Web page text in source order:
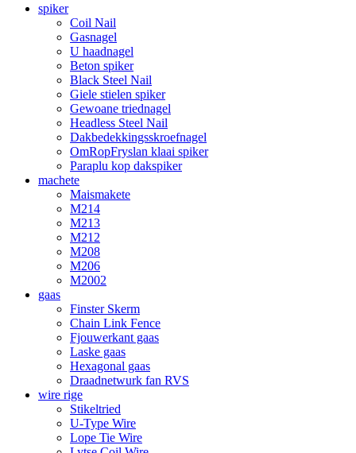
spiker
Coil Nail
Gasnagel
U haadnagel
Beton spiker
Black Steel Nail
Giele stielen spiker
Gewoane triednagel
Headless Steel Nail
Dakbedekkingsskroefnagel
OmRopFryslan klaai spiker
Paraplu kop dakspiker
machete
Maismakete
M214
M213
M212
M208
M206
M2002
gaas
Finster Skerm
Chain Link Fence
Fjouwerkant gaas
Laske gaas
Hexagonal gaas
Draadnetwurk fan RVS
wire rige
Stikeltried
U-Type Wire
Lope Tie Wire